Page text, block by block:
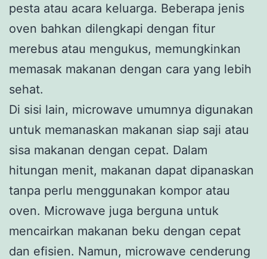
pesta atau acara keluarga. Beberapa jenis
oven bahkan dilengkapi dengan fitur
merebus atau mengukus, memungkinkan
memasak makanan dengan cara yang lebih
sehat.
Di sisi lain, microwave umumnya digunakan
untuk memanaskan makanan siap saji atau
sisa makanan dengan cepat. Dalam
hitungan menit, makanan dapat dipanaskan
tanpa perlu menggunakan kompor atau
oven. Microwave juga berguna untuk
mencairkan makanan beku dengan cepat
dan efisien. Namun, microwave cenderung